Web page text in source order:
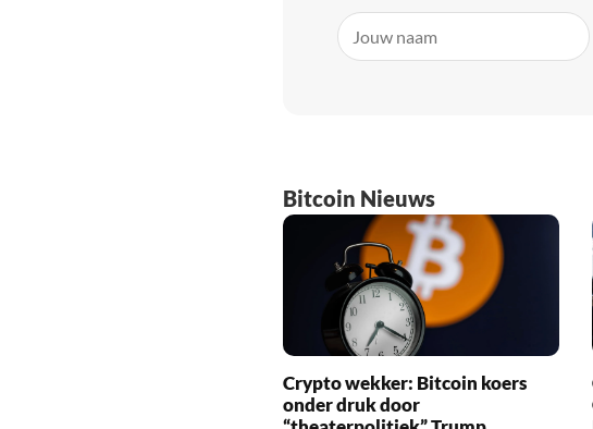
Bitcoin Nieuws
Crypto wekker: Bitcoin koers
onder druk door